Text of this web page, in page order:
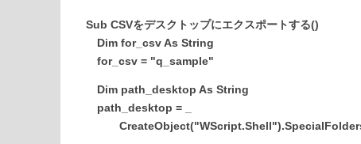
Sub CSVをデスクトップにエクスポートする()
Dim for_csv As String
for_csv = "q_sample"
Dim path_desktop As String
path_desktop = _